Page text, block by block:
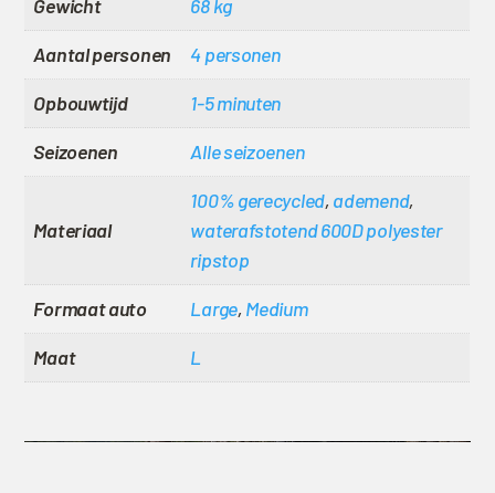
Gewicht
68 kg
Aantal personen
4 personen
Opbouwtijd
1-5 minuten
Seizoenen
Alle seizoenen
Materiaal
100% gerecycled, ademend,
waterafstotend 600D polyester
ripstop
Formaat auto
Large, Medium
Maat
L